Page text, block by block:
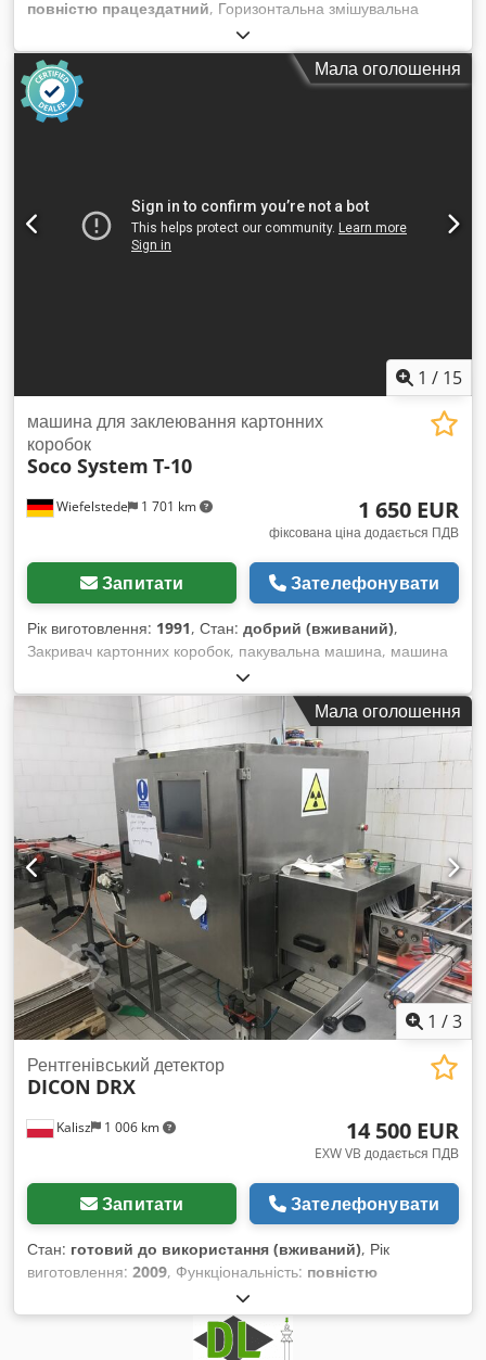
повністю працездатний, Горизонтальна змішувальна
машина HM-60 Dedpfx Ajx Sxf Nsi Dsck Цей універсальний
апарат призначений для роботи у широкому спектрі
застосувань, ідеально підходить для змішування різних
продуктів, таких як салати, м’ясні вироби та навіть порошки.
Завдяки міцним і надійним лопатям, це обладнання
Мала оголошення
1 / 15
Wiefelstede 1 701 km
машина для заклеювання картонних
коробок
Soco System T-10
1 650 EUR
фіксована ціна додається ПДВ
Запитати Зателефонувати
Рік виготовлення: 1991, Стан: добрий (вживаний),
Закривач картонних коробок, пакувальна машина, машина
для закривання картонних коробок, машина для
опломбування коробок, машина для нанесення стрічки,
машина для нанесення клейкої стрічки Djdpfslry S Ajx Ai
Deck - Виробник: Soco System, закривач картонних коробок
типу T-10 - Максимальна ширина коробки: 530 мм -
Розміри: див. фото - Загальні габарити: 980/930/В1680 мм -
Мала оголошення
1 /3
Kalisz 1 006 km
Рентгенівський детектор
DICON DRX
14 500 EUR
EXW VB додається ПДВ
Запитати Зателефонувати
Стан: готовий до використання (вживаний), Рік
виготовлення: 2009, Функціональність: повністю
, номер машини/транспортного засобу:
DRx, вхідна напруга:400 V, тип вхідного струму:
, Обладнання:
Наявна табличка з даними,